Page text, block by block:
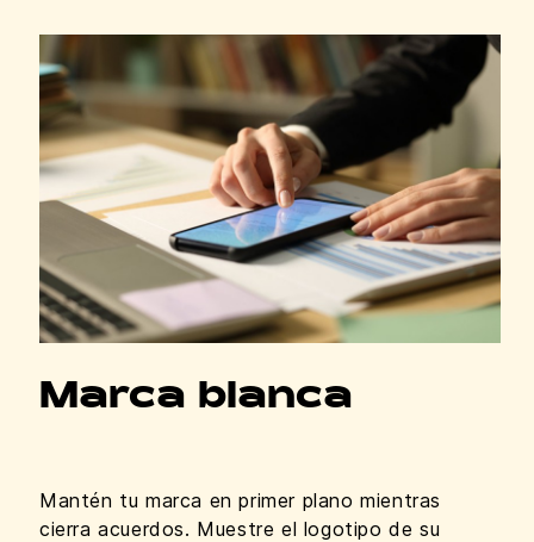
Marca blanca
Mantén tu marca en primer plano mientras
cierra acuerdos. Muestre el logotipo de su